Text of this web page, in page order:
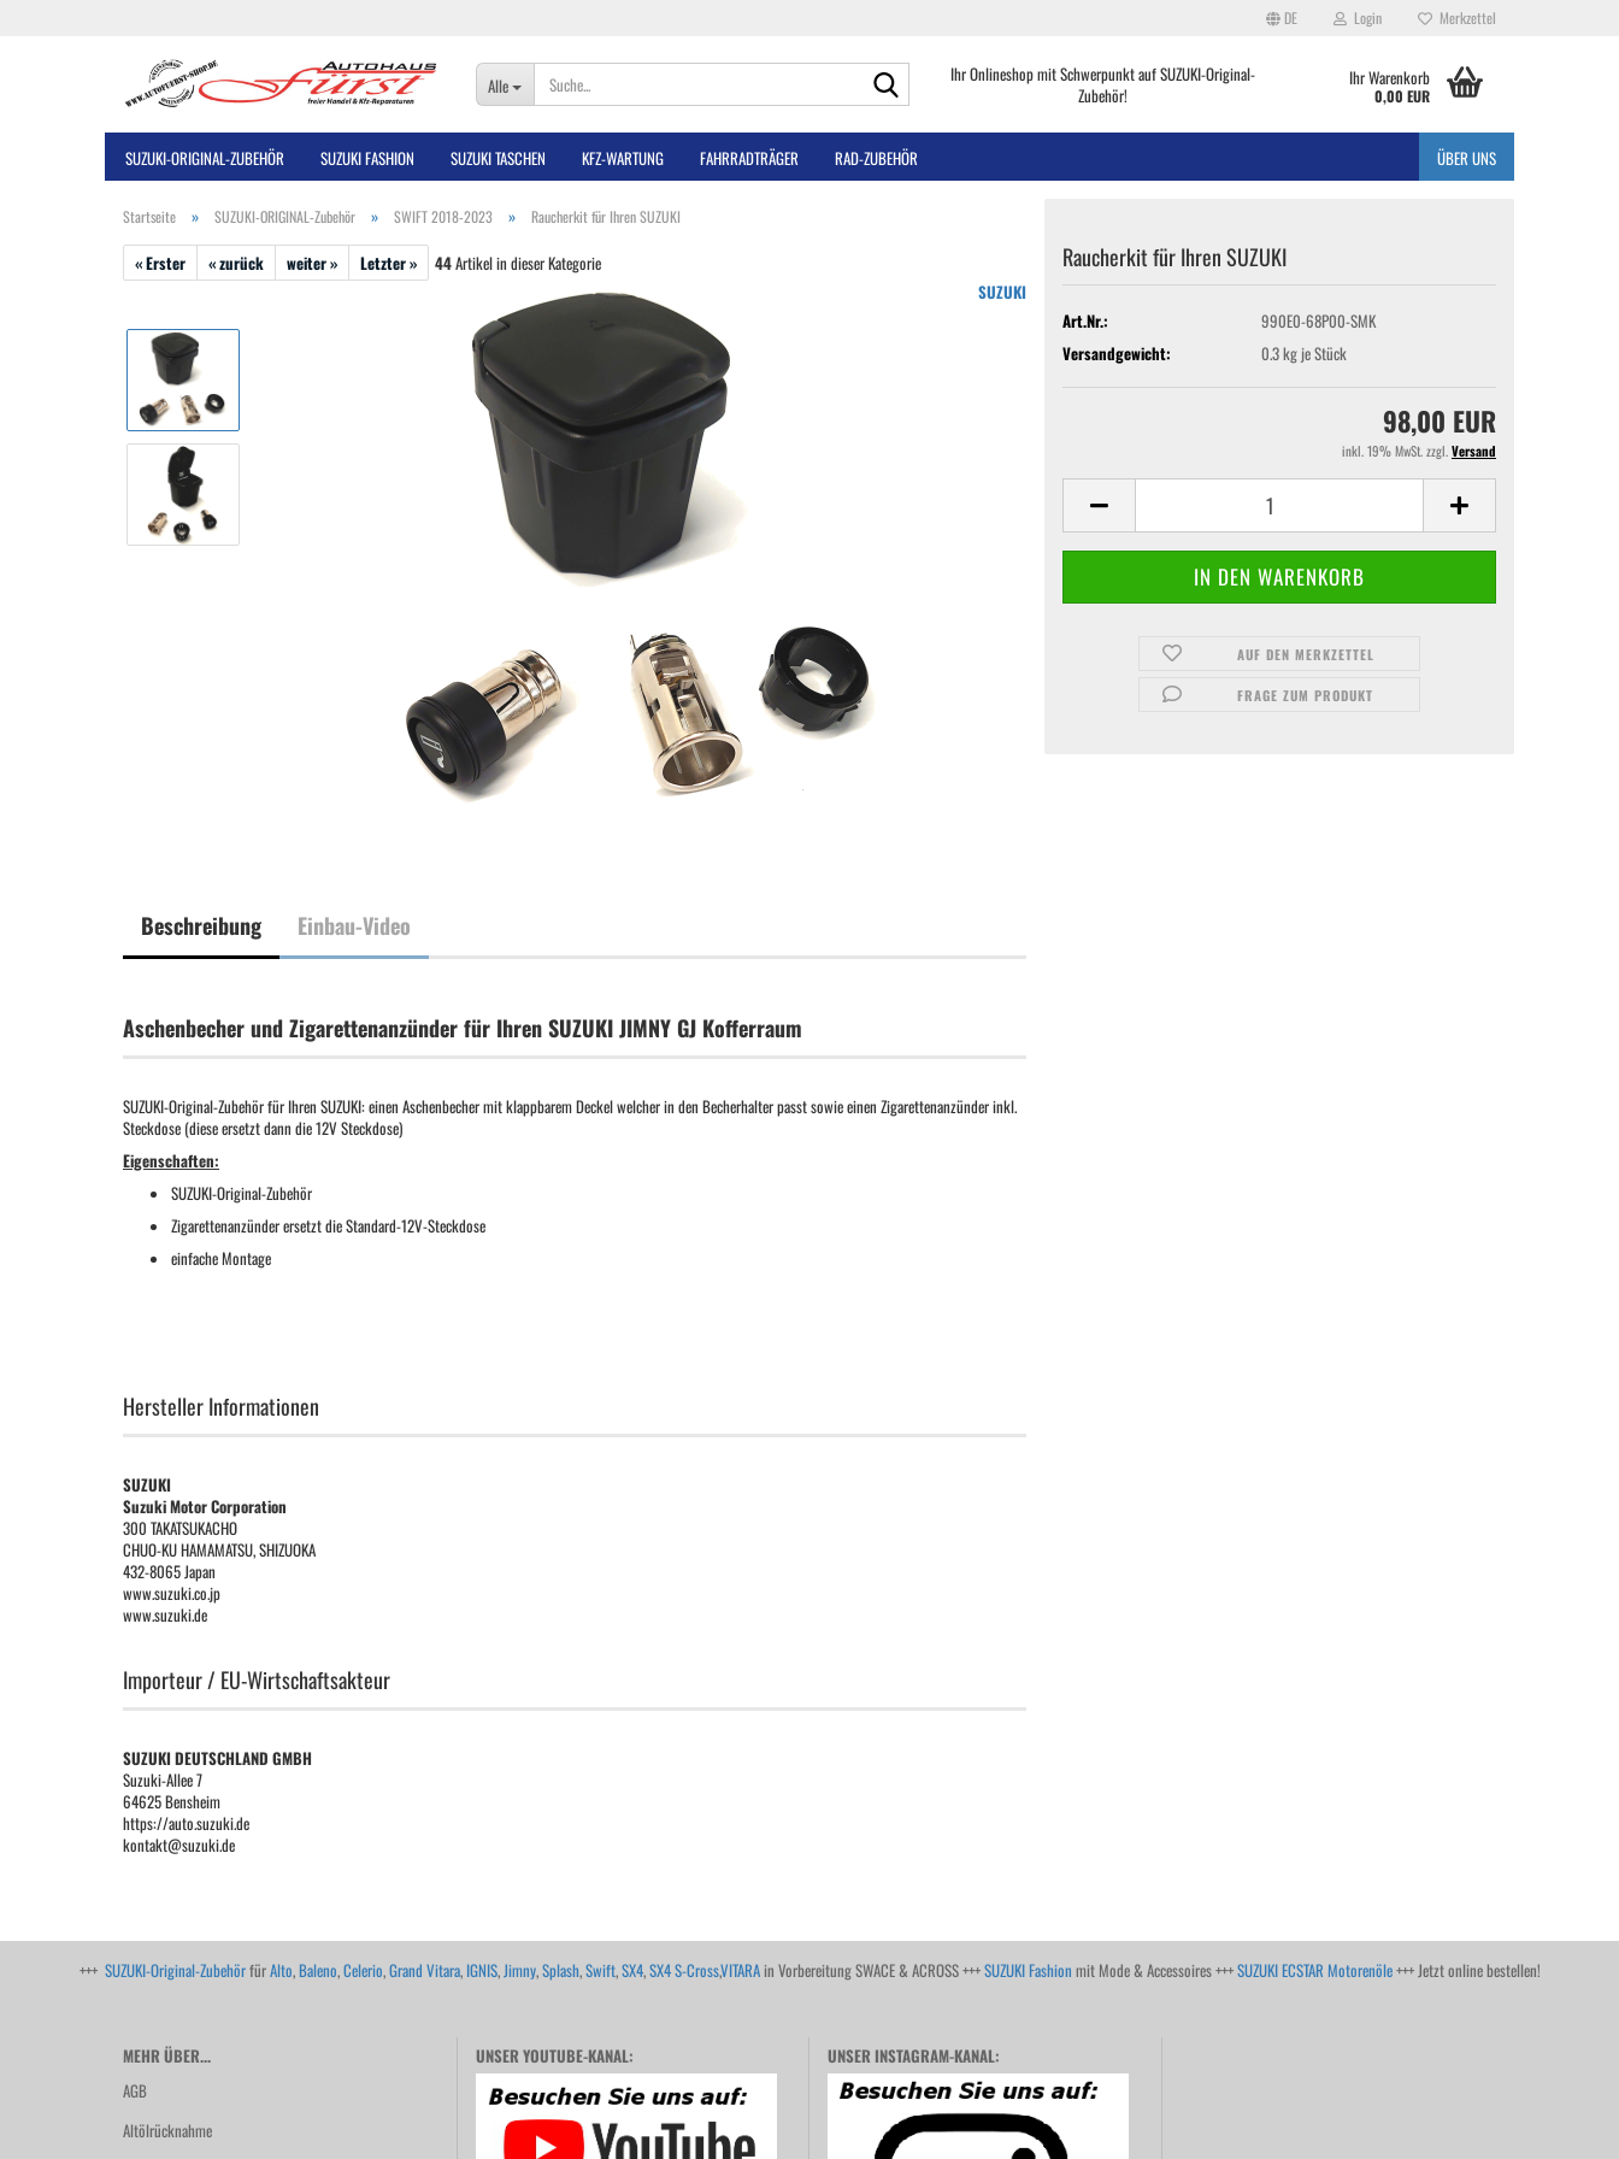
DE Login Merkzettel
Alle
Ihr Onlineshop mit Schwerpunkt auf SUZUKI-Original-
Zubehör!
Ihr Warenkorb
0,00 EUR
SUZUKI-ORIGINAL-ZUBEHÖR SUZUKI FASHION SUZUKI TASCHEN KFZ-WARTUNG FAHRRADTRÄGER RAD-ZUBEHÖR ÜBER UNS
Startseite » SUZUKI-ORIGINAL-Zubehör » SWIFT 2018-2023 » Raucherkit für Ihren SUZUKI
« Erster « zurück weiter » Letzter » 44Artikel in dieser Kategorie
SUZUKI
Raucherkit für Ihren SUZUKI
Art.Nr.:
990E0-68P00-SMK
Versandgewicht:
0.3kg je Stück
98,00 EUR
inkl. 19% MwSt. zzgl.Versand
AUF DEN MERKZETTEL
FRAGE ZUM PRODUKT
Beschreibung Einbau-Video
Aschenbecher und Zigarettenanzünder für Ihren SUZUKI JIMNY GJ Kofferraum
SUZUKI-Original-Zubehör für Ihren SUZUKI: einen Aschenbecher mit klappbarem Deckel welcher in den Becherhalter passt sowie einen Zigarettenanzünder inkl.
Steckdose (diese ersetzt dann die 12V Steckdose)
Eigenschaften:
SUZUKI-Original-Zubehör
Zigarettenanzünder ersetzt die Standard-12V-Steckdose
einfache Montage
Hersteller Informationen
SUZUKI
Suzuki Motor Corporation
300 TAKATSUKACHO
CHUO-KU HAMAMATSU, SHIZUOKA
432-8065 Japan
www.suzuki.co.jp
www.suzuki.de
Importeur / EU-Wirtschaftsakteur
SUZUKI DEUTSCHLAND GMBH
Suzuki-Allee 7
64625 Bensheim
https://auto.suzuki.de
kontakt@suzuki.de
+++ SUZUKI-Original-ZubehörfürAlto,Baleno,Celerio,Grand Vitara, IGNIS,Jimny,Splash,Swift,SX4,SX4 S-Cross,VITARAin Vorbereitung SWACE & ACROSS +++SUZUKI Fashion mit Mode & Accessoires +++SUZUKI ECSTAR Motorenöle+++ Jetzt online bestellen!
MEHR ÜBER...
AGB
Altölrücknahme
UNSER YOUTUBE-KANAL: UNSER INSTAGRAM-KANAL: